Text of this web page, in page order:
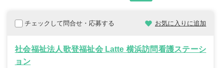
チェックして問合せ・応募する お気に入りに追加
社会福祉法人歌登福祉会 Latte 横浜訪問看護ステーシ
ョン